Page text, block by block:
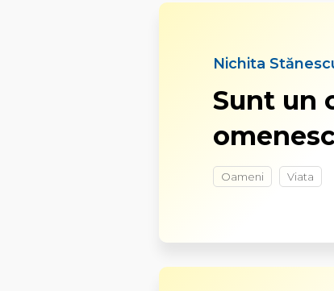
Nichita
Sunt un
Oameni Viata